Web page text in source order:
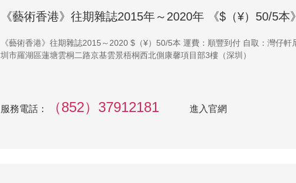
《藝術香港》往期雜誌2015年～2020年 《$（¥）50/5本》
《藝術香港》往期雜誌2015～2020 $（¥）50/5本 運費：順豐到付 自取：灣仔軒尼斯道342號國華大樓3樓（香港） 深
圳市羅湖區蓮塘雲桐二路京基雲景梧桐西北側康馨項目部3樓（深圳）
服務電話： （852）37912181 進入官網